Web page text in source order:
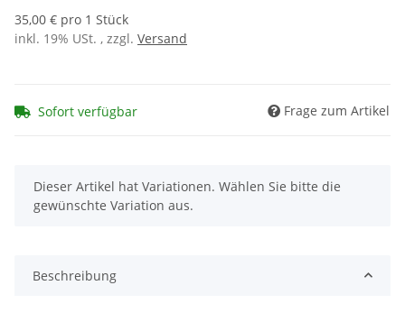
35,00 € pro 1 Stück
inkl. 19% USt. , zzgl. Versand
Sofort verfügbar Frage zum Artikel
x
Dieser Artikel hat Variationen. Wählen Sie bitte die
gewünschte Variation aus.
Beschreibung